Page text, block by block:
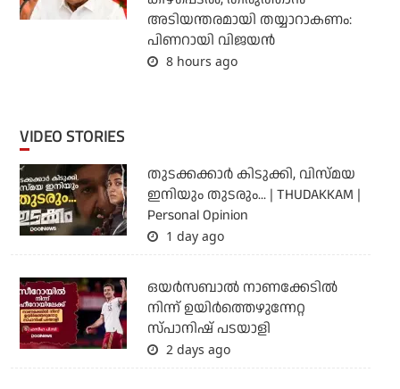
അടിയന്തരമായി തയ്യാറാകണം:
പിണറായി വിജയന്‍
8 hours ago
VIDEO STORIES
തുടക്കക്കാര്‍ കിടുക്കി, വിസ്മയ
ഇനിയും തുടരും... | THUDAKKAM |
Personal Opinion
1 day ago
ഒയര്‍സബാൽ നാണക്കേടിൽ
നിന്ന് ഉയിർത്തെഴുന്നേറ്റ
സ്പാനിഷ് പടയാളി
2 days ago